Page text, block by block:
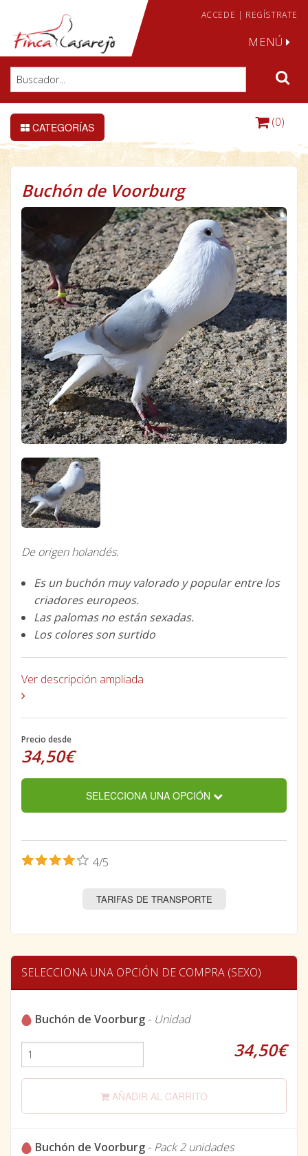
ACCEDE | REGÍSTRATE
MENÚ
CATEGORÍAS (0)
Buchón de Voorburg
De origen holandés.
Es un buchón muy valorado y popular entre los
criadores europeos.
Las palomas no están sexadas.
Los colores son surtido
Ver descripción ampliada
Precio desde
34,50€
SELECCIONA UNA OPCIÓN
4/5
TARIFAS DE TRANSPORTE
SELECCIONA UNA OPCIÓN DE COMPRA (SEXO)
Buchón de Voorburg- Unidad
34,50€
AÑADIR AL CARRITO
Buchón de Voorburg- Pack 2 unidades